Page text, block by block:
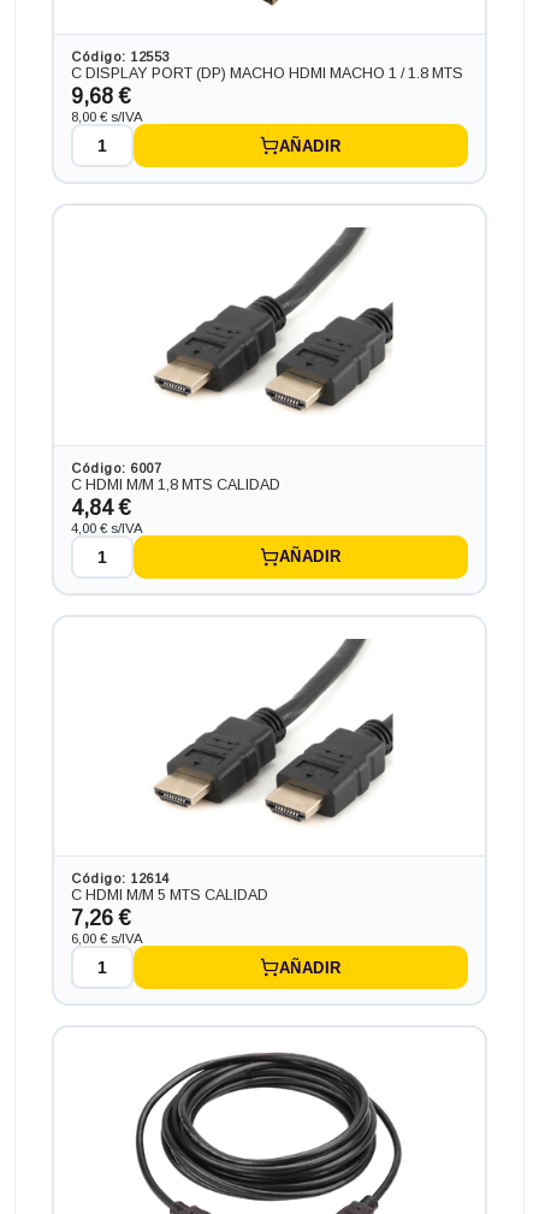
Código: 12553
C DISPLAY PORT (DP) MACHO HDMI MACHO 1 / 1.8 MTS
9,68 €
8,00 € s/IVA
AÑADIR
Código: 6007
C HDMI M/M 1,8 MTS CALIDAD
4,84 €
4,00 € s/IVA
AÑADIR
Código: 12614
C HDMI M/M 5 MTS CALIDAD
7,26 €
6,00 € s/IVA
AÑADIR